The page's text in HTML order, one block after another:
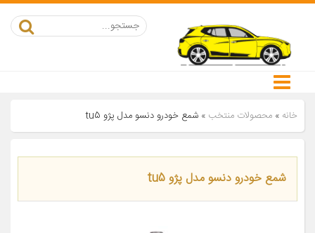
خانه » محصولات منتخب » شمع خودرو دنسو مدل پژو tu5
شمع خودرو دنسو مدل پژو tu5